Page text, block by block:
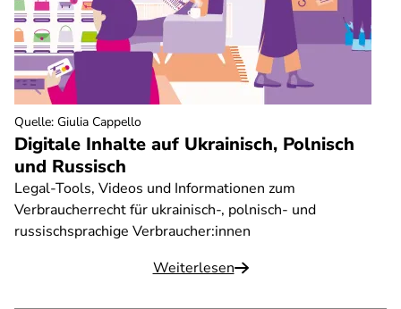
Digitale Inhalte auf Ukrainisch, Polnisch
und Russisch
Legal-Tools, Videos und Informationen zum
Verbraucherrecht für ukrainisch-, polnisch- und
russischsprachige Verbraucher:innen
Weiterlesen
Quelle: Giulia Cappello